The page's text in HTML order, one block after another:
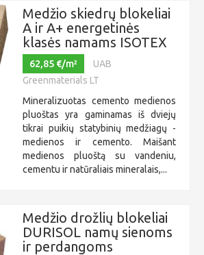
Medžio skiedrų blokeliai
A ir A+ energetinės
klasės namams ISOTEX
62,85 €/m²
UAB
Greenmaterials LT
Mineralizuotas cemento medienos
pluoštas yra gaminamas iš dviejų
tikrai puikių statybinių medžiagų -
medienos ir cemento. Maišant
medienos pluoštą su vandeniu,
cementu ir natūraliais mineralais,...
Medžio drožlių blokeliai
DURISOL namų sienoms
ir perdangoms